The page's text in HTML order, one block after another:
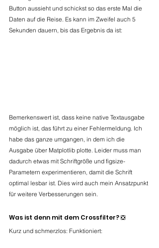
Button aussieht und schickst so das erste Mal die
Daten auf die Reise. Es kann im Zweifel auch 5
Sekunden dauern, bis das Ergebnis da ist:
Bemerkenswert ist, dass keine native Textausgabe
möglich ist, das führt zu einer Fehlermeldung. Ich
habe das ganze umgangen, in dem ich die
Ausgabe über Matplotlib plotte. Leider muss man
dadurch etwas mit Schriftgröße und figsize-
Parametern experimentieren, damit die Schrift
optimal lesbar ist. Dies wird auch mein Ansatzpunkt
für weitere Verbesserungen sein.
Was ist denn mit dem Crossfilter? ❎
Kurz und schmerzlos: Funktioniert: